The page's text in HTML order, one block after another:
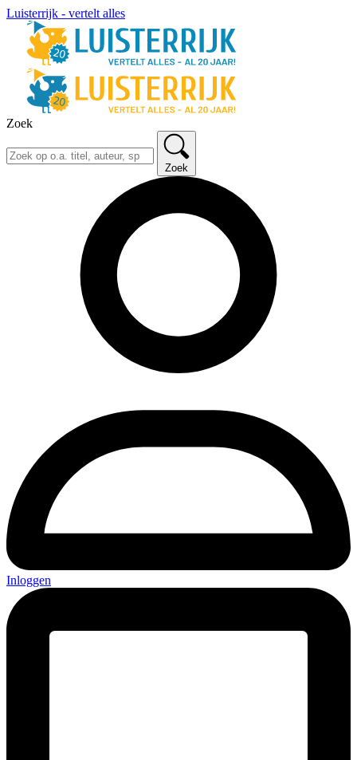
Luisterrijk - vertelt alles
Zoek
Zoek
Inloggen